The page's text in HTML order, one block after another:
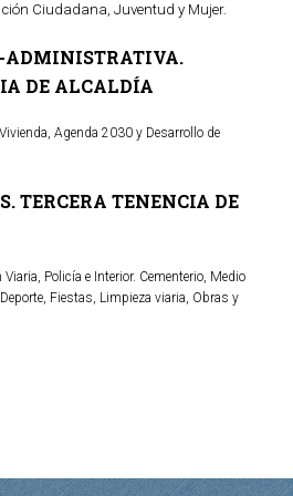
Ciudadana, Juventud y Mujer.
ADMINISTRATIVA.
DE ALCALDÍA
Agenda 2030 y Desarrollo de
TERCERA TENENCIA DE
Policía e Interior. Cementerio, Medio
Fiestas, Limpieza viaria, Obras y